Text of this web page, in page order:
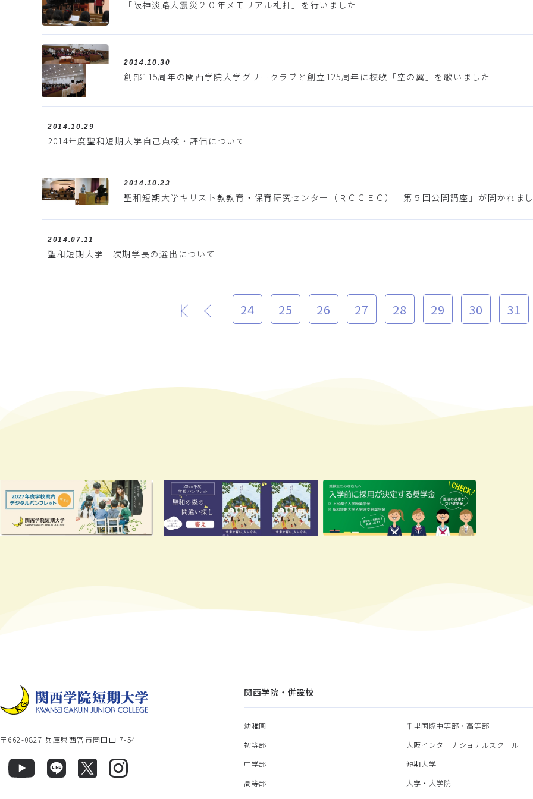
「阪神淡路大震災２０年メモリアル礼拝」を行いました
2014.10.30
創部115周年の関西学院大学グリークラブと創立125周年に校歌「空の翼」を歌いました
2014.10.29
2014年度聖和短期大学自己点検・評価について
2014.10.23
聖和短期大学キリスト教教育・保育研究センター（ＲＣＣＥＣ）「第５回公開講座」が開かれま
2014.07.11
聖和短期大学 次期学長の選出について
最初 24 25 26 27 28 29 30 31
〒662-0827 兵庫県西宮市岡田山 7-54
関西学院・併設校
幼稚園
初等部
中学部
高等部
千里国際中等部・高等部
大阪インターナショナルスクール
短期大学
大学・大学院